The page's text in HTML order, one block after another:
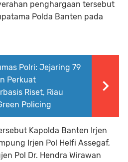
penghargaan tersebut
Polda Banten pada
Polri: Jejaring 79
Perkuat
Riset, Riau
Policing
Kapolda Banten Irjen
Irjen Pol Helfi Assegaf,
Pol Dr. Hendra Wirawan